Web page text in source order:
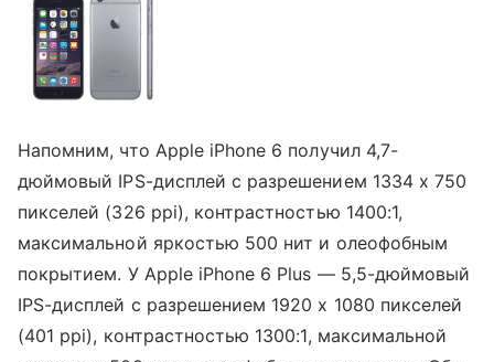
Напомним, что Apple iPhone 6 получил 4,7-
дюймовый IPS-дисплей с разрешением 1334 х 750
пикселей (326 ppi), контрастностью 1400:1,
максимальной яркостью 500 нит и олеофобным
покрытием. У Apple iPhone 6 Plus — 5,5-дюймовый
IPS-дисплей с разрешением 1920 х 1080 пикселей
(401 ppi), контрастностью 1300:1, максимальной